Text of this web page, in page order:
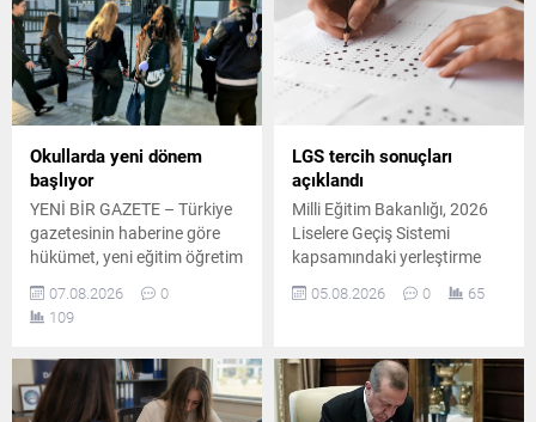
hükümler getirildi.
verdi.
Okullarda yeni dönem
başlıyor
YENİ BİR GAZETE – Türkiye
gazetesinin haberine göre
hükümet, yeni eğitim öğretim
güvenliğini artırmaya yönelik
yeni bir çalışma için harekete
İçişleri Bakanlığı, Milli Eğitim
Bakanlığı ile Çalışma ve
07.08.2026
0
109
LGS tercih sonuçları
açıklandı
Milli Eğitim Bakanlığı, 2026
Liselere Geçiş Sistemi
kapsamındaki yerleştirme
kontenjanları erişime açtı.
05.08.2026 0 65